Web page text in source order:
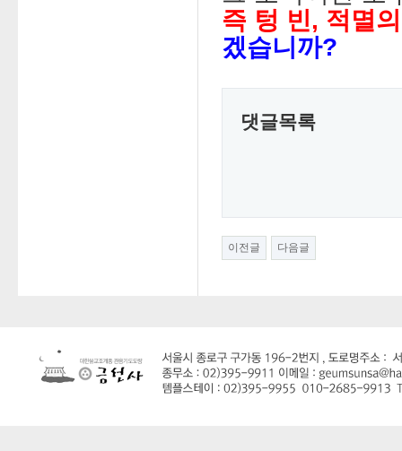
즉 텅 빈, 적멸
겠습니까?
댓글목록
이전글 다음글